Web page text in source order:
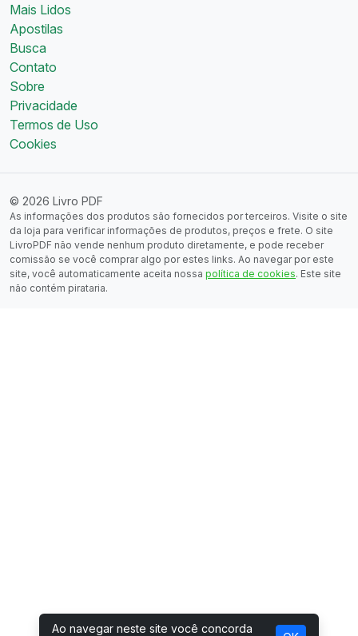
Mais Lidos
Apostilas
Busca
Contato
Sobre
Privacidade
Termos de Uso
Cookies
© 2026 Livro PDF
As informações dos produtos são fornecidos por terceiros. Visite o site
da loja para verificar informações de produtos, preços e frete. O site
LivroPDF não vende nenhum produto diretamente, e pode receber
comissão se você comprar algo por estes links. Ao navegar por este
site, você automaticamente aceita nossa política de cookies. Este site
não contém pirataria.
Ao navegar neste site você concorda